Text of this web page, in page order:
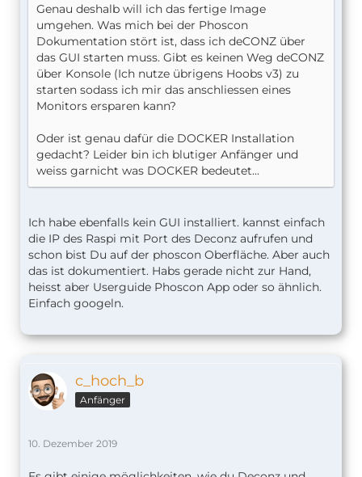
Genau deshalb will ich das fertige Image
umgehen. Was mich bei der Phoscon
Dokumentation stört ist, dass ich deCONZ über
das GUI starten muss. Gibt es keinen Weg deCONZ
über Konsole (Ich nutze übrigens Hoobs v3) zu
starten sodass ich mir das anschliessen eines
Monitors ersparen kann?
Oder ist genau dafür die DOCKER Installation
gedacht? Leider bin ich blutiger Anfänger und
weiss garnicht was DOCKER bedeutet...
Ich habe ebenfalls kein GUI installiert. kannst einfach
die IP des Raspi mit Port des Deconz aufrufen und
schon bist Du auf der phoscon Oberfläche. Aber auch
das ist dokumentiert. Habs gerade nicht zur Hand,
heisst aber Userguide Phoscon App oder so ähnlich.
Einfach googeln.
c_hoch_b
Anfänger
10. Dezember 2019